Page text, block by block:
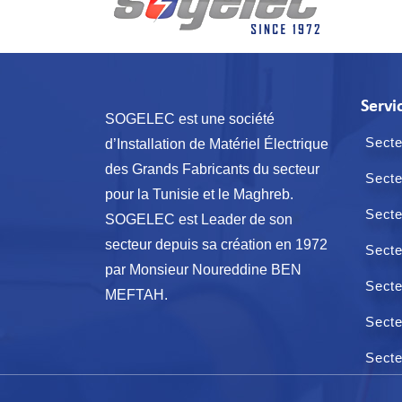
SOGELEC est une société
d’Installation de Matériel Électrique
des Grands Fabricants du secteur
pour la Tunisie et le Maghreb.
SOGELEC est Leader de son
secteur depuis sa création en 1972
par Monsieur Noureddine BEN
MEFTAH.